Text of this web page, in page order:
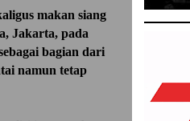
makan siang
Jakarta, pada
bagian dari
namun tetap